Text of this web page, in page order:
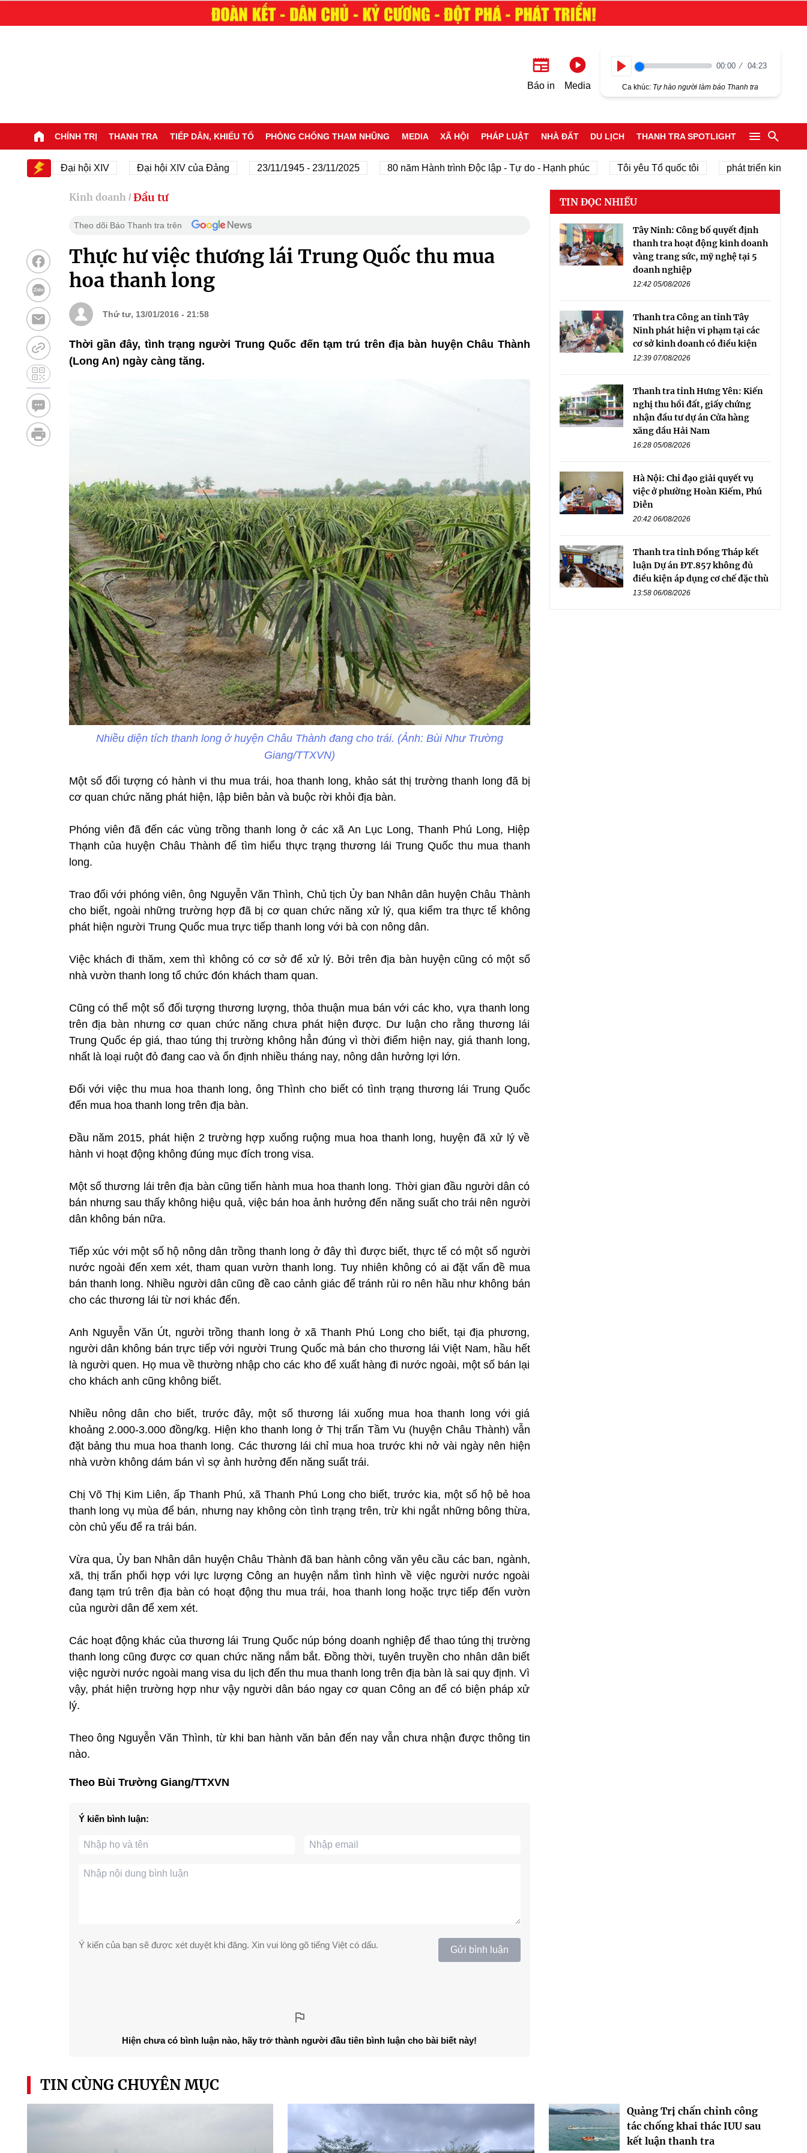
Báo in Media
00:00 04:23
Ca khúc: Tự hào người làm báo Thanh tra
CHÍNH TRỊ THANH TRA TIẾP DÂN, KHIẾU TỐ PHÒNG CHỐNG THAM NHŨNG MEDIA XÃ HỘI PHÁP LUẬT NHÀ ĐẤT DU LỊCH THANH TRA SPOTLIGHT
Đại hội XIV Đại hội XIV của Đảng 23/11/1945 - 23/11/2025 80 năm Hành trình Độc lập - Tự do - Hạnh phúc Tôi yêu Tổ quốc tôi phát triển kinh tế tư
Kinh doanh / Đầu tư
Theo dõi Báo Thanh tra trên
Thực hư việc thương lái Trung Quốc thu mua
hoa thanh long
Thứ tư, 13/01/2016 - 21:58
Thời gần đây, tình trạng người Trung Quốc đến tạm trú trên địa bàn huyện Châu Thành
(Long An) ngày càng tăng.
Nhiều diện tích thanh long ở huyện Châu Thành đang cho trái. (Ảnh: Bùi Như Trường
Giang/TTXVN)
Một số đối tượng có hành vi thu mua trái, hoa thanh long, khảo sát thị trường thanh long đã bị
cơ quan chức năng phát hiện, lập biên bản và buộc rời khỏi địa bàn.
Phóng viên đã đến các vùng trồng thanh long ở các xã An Lục Long, Thanh Phú Long, Hiệp
Thạnh của huyện Châu Thành để tìm hiểu thực trạng thương lái Trung Quốc thu mua thanh
long.
Trao đổi với phóng viên, ông Nguyễn Văn Thình, Chủ tịch Ủy ban Nhân dân huyện Châu Thành
cho biết, ngoài những trường hợp đã bị cơ quan chức năng xử lý, qua kiểm tra thực tế không
phát hiện người Trung Quốc mua trực tiếp thanh long với bà con nông dân.
Việc khách đi thăm, xem thì không có cơ sở để xử lý. Bởi trên địa bàn huyện cũng có một số
nhà vườn thanh long tổ chức đón khách tham quan.
Cũng có thể một số đối tượng thương lượng, thỏa thuận mua bán với các kho, vựa thanh long
trên địa bàn nhưng cơ quan chức năng chưa phát hiện được. Dư luận cho rằng thương lái
Trung Quốc ép giá, thao túng thị trường không hẳn đúng vì thời điểm hiện nay, giá thanh long,
nhất là loại ruột đỏ đang cao và ổn định nhiều tháng nay, nông dân hưởng lợi lớn.
Đối với việc thu mua hoa thanh long, ông Thình cho biết có tình trạng thương lái Trung Quốc
đến mua hoa thanh long trên địa bàn.
Đầu năm 2015, phát hiện 2 trường hợp xuống ruộng mua hoa thanh long, huyện đã xử lý về
hành vi hoạt động không đúng mục đích trong visa.
Một số thương lái trên địa bàn cũng tiến hành mua hoa thanh long. Thời gian đầu người dân có
bán nhưng sau thấy không hiệu quả, việc bán hoa ảnh hưởng đến năng suất cho trái nên người
dân không bán nữa.
Tiếp xúc với một số hộ nông dân trồng thanh long ở đây thì được biết, thực tế có một số người
nước ngoài đến xem xét, tham quan vườn thanh long. Tuy nhiên không có ai đặt vấn đề mua
bán thanh long. Nhiều người dân cũng đề cao cảnh giác để tránh rủi ro nên hầu như không bán
cho các thương lái từ nơi khác đến.
Anh Nguyễn Văn Út, người trồng thanh long ở xã Thanh Phú Long cho biết, tại địa phương,
người dân không bán trực tiếp với người Trung Quốc mà bán cho thương lái Việt Nam, hầu hết
là người quen. Họ mua về thường nhập cho các kho để xuất hàng đi nước ngoài, một số bán lại
cho khách anh cũng không biết.
Nhiều nông dân cho biết, trước đây, một số thương lái xuống mua hoa thanh long với giá
khoảng 2.000-3.000 đồng/kg. Hiện kho thanh long ở Thị trấn Tầm Vu (huyện Châu Thành) vẫn
đặt bảng thu mua hoa thanh long. Các thương lái chỉ mua hoa trước khi nở vài ngày nên hiện
nhà vườn không dám bán vì sợ ảnh hưởng đến năng suất trái.
Chị Võ Thị Kim Liên, ấp Thanh Phú, xã Thanh Phú Long cho biết, trước kia, một số hộ bẻ hoa
thanh long vụ mùa để bán, nhưng nay không còn tình trạng trên, trừ khi ngắt những bông ​thừa,
còn chủ yếu để ra trái bán.
Vừa qua, Ủy ban Nhân dân huyện Châu Thành đã ban hành công văn yêu cầu các ban, ngành,
xã, thị trấn phối hợp với lực lượng Công an huyện nắm tình hình về việc người nước ngoài
đang tạm trú trên địa bàn có hoạt động thu mua trái, hoa thanh long hoặc trực tiếp đến vườn
của người dân để xem xét.
Các hoạt động khác của thương lái Trung Quốc núp bóng doanh nghiệp để thao túng thị trường
thanh long cũng được cơ quan chức năng nắm bắt. Đồng thời, tuyên truyền cho nhân dân biết
việc người nước ngoài mang visa du lịch đến thu mua thanh long trên địa bàn là sai quy định. Vì
vậy, phát hiện trường hợp như vậy người dân báo ngay cơ quan Công an để có biện pháp xử
lý.
Theo ông Nguyễn Văn Thình, từ khi ban hành văn bản đến nay vẫn chưa nhận được thông tin
nào.
Theo Bùi Trường Giang/TTXVN
Ý kiến bình luận:
Ý kiến của bạn sẽ được xét duyệt khi đăng. Xin vui lòng gõ tiếng Việt có dấu. Gửi bình luận
Hiện chưa có bình luận nào, hãy trở thành người đầu tiên bình luận cho bài biết này!
TIN ĐỌC NHIỀU
Tây Ninh: Công bố quyết định
thanh tra hoạt động kinh doanh
vàng trang sức, mỹ nghệ tại 5
doanh nghiệp
12:42 05/08/2026
Thanh tra Công an tỉnh Tây
Ninh phát hiện vi phạm tại các
cơ sở kinh doanh có điều kiện
12:39 07/08/2026
Thanh tra tỉnh Hưng Yên: Kiến
nghị thu hồi đất, giấy chứng
nhận đầu tư dự án Cửa hàng
xăng dầu Hải Nam
16:28 05/08/2026
Hà Nội: Chỉ đạo giải quyết vụ
việc ở phường Hoàn Kiếm, Phú
Diễn
20:42 06/08/2026
Thanh tra tỉnh Đồng Tháp kết
luận Dự án ĐT.857 không đủ
điều kiện áp dụng cơ chế đặc thù
13:58 06/08/2026
TIN CÙNG CHUYÊN MỤC
Quảng Trị chấn chỉnh công
tác chống khai thác IUU sau
kết luận thanh tra